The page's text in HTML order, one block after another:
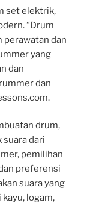
set elektrik,
“Drum
perawatan dan
yang
dan
dan
drum,
dari
pemilihan
preferensi
suara yang
logam,